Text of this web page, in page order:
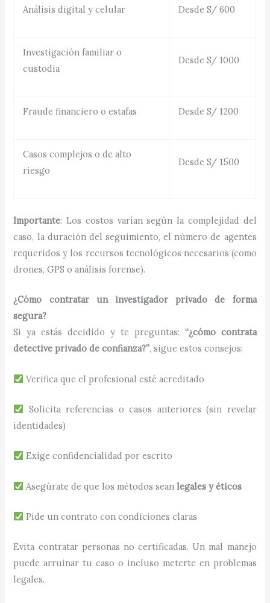
Análisis digital y celular Desde S/ 600
Investigación familiar o
custodia
Desde S/ 1000
Fraude financiero o estafas Desde S/ 1200
Casos complejos o de alto
riesgo
Desde S/ 1500
Importante: Los costos varían según la complejidad del
caso, la duración del seguimiento, el número de agentes
requeridos y los recursos tecnológicos necesarios (como
drones, GPS o análisis forense).
¿Cómo contratar un investigador privado de forma
segura?
Si ya estás decidido y te preguntas: “¿cómo contrata
detective privado de confianza?”, sigue estos consejos:
Verifica que el profesional esté acreditado
Solicita referencias o casos anteriores (sin revelar
identidades)
Exige confidencialidad por escrito
Asegúrate de que los métodos seanlegales y éticos
Pide un contrato con condiciones claras
Evita contratar personas no certificadas. Un mal manejo
puede arruinar tu caso o incluso meterte en problemas
legales.